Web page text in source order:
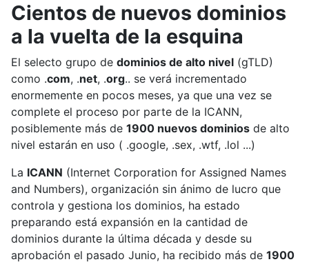
Cientos de nuevos dominios
a la vuelta de la esquina
El selecto grupo de dominios de alto nivel (gTLD)
como .com, .net, .org.. se verá incrementado
enormemente en pocos meses, ya que una vez se
complete el proceso por parte de la ICANN,
posiblemente más de 1900 nuevos dominios de alto
nivel estarán en uso ( .google, .sex, .wtf, .lol ...)
La ICANN (Internet Corporation for Assigned Names
and Numbers), organización sin ánimo de lucro que
controla y gestiona los dominios, ha estado
preparando está expansión en la cantidad de
dominios durante la última década y desde su
aprobación el pasado Junio, ha recibido más de 1900